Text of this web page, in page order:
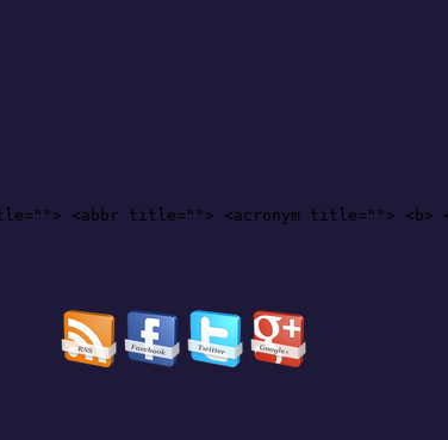
<abbr title=""> <acronym title=""> <b>